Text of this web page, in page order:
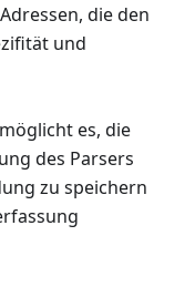
die den
und
es, die
des Parsers
zu speichern